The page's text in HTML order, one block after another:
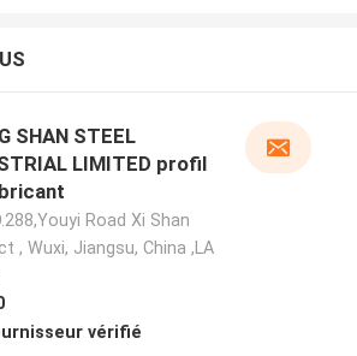
SHAN STEEL
LIMITED profil
Road Xi Shan
, Wuxi, Jiangsu, China ,LA
vérifié